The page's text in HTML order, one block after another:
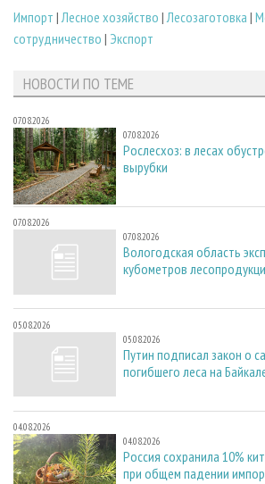
Импорт |Лесное хозяйство |Лесозаготовка |
сотрудничество | Экспорт
НОВОСТИ ПО ТЕМЕ
07.08.2026
07.08.2026
Рослесхоз: в лесах
вырубки
07.08.2026
07.08.2026
Вологодская область
кубометров
05.08.2026
05.08.2026
Путин подписал закон о
погибшего леса на
04.08.2026
04.08.2026
Россия сохранила 10%
при общем падении